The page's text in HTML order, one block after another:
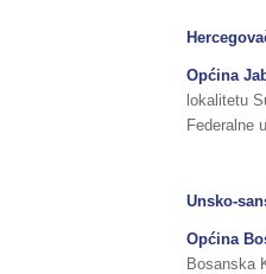
Općina
lokalitetu
Federalne
Unsko-
Općina
Bosanska